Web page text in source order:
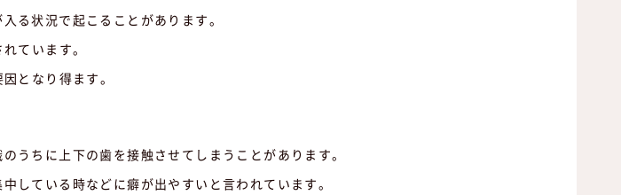
る状況で起こることがあります。
ています。
となり得ます。
うちに上下の歯を接触させてしまうことがあります。
している時などに癖が出やすいと言われています。